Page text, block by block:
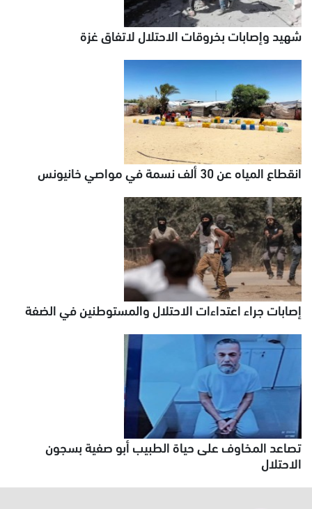
شهيد وإصابات بخروقات الاحتلال لاتفاق غزة
انقطاع المياه عن 30 ألف نسمة في مواصي خانيونس
إصابات جراء اعتداءات الاحتلال والمستوطنين في الضفة
تصاعد المخاوف على حياة الطبيب أبو صفية بسجون
الاحتلال